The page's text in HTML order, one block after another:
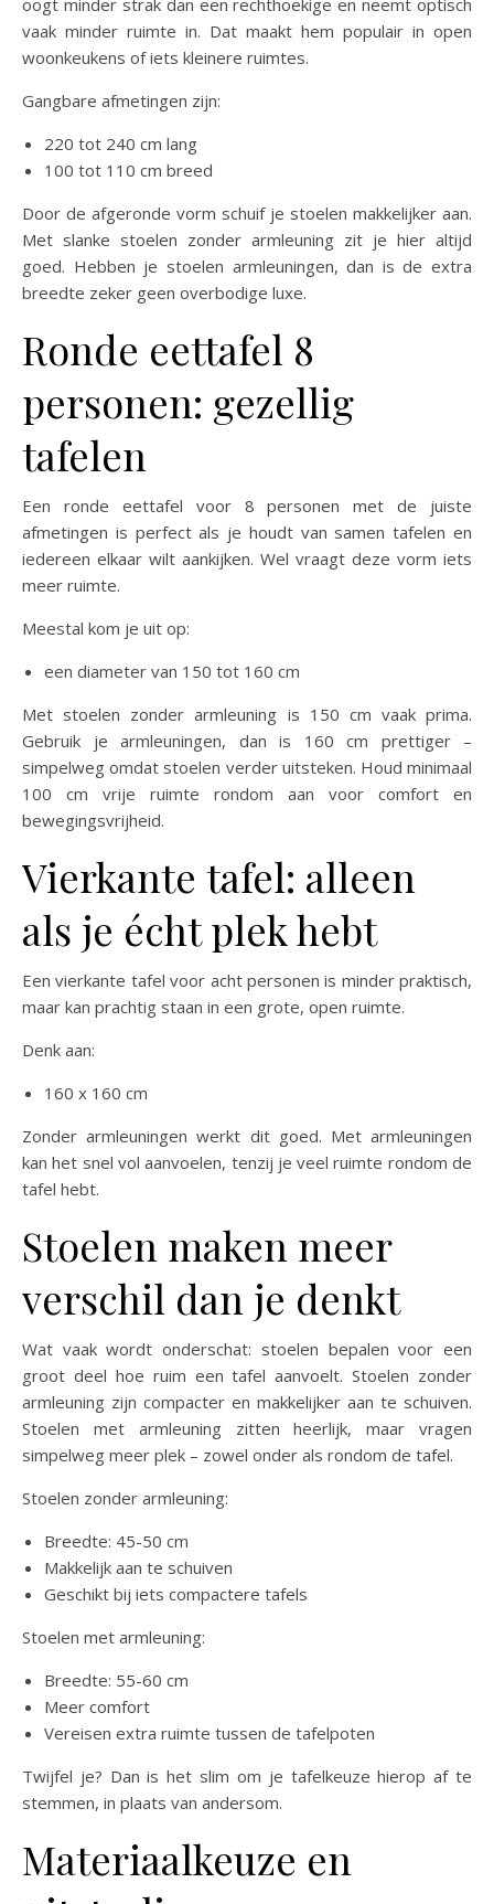
vaak minder ruimte in. Dat maakt hem populair in open
woonkeukens of iets kleinere ruimtes.
Gangbare afmetingen zijn:
220 tot 240 cm lang
100 tot 110 cm breed
Door de afgeronde vorm schuif je stoelen makkelijker aan.
Met slanke stoelen zonder armleuning zit je hier altijd
goed. Hebben je stoelen armleuningen, dan is de extra
breedte zeker geen overbodige luxe.
Ronde eettafel 8
personen: gezellig
tafelen
Een ronde eettafel voor 8 personen met de juiste
afmetingen is perfect als je houdt van samen tafelen en
iedereen elkaar wilt aankijken. Wel vraagt deze vorm iets
meer ruimte.
Meestal kom je uit op:
een diameter van 150 tot 160 cm
Met stoelen zonder armleuning is 150 cm vaak prima.
Gebruik je armleuningen, dan is 160 cm prettiger –
simpelweg omdat stoelen verder uitsteken. Houd minimaal
100 cm vrije ruimte rondom aan voor comfort en
bewegingsvrijheid.
Vierkante tafel: alleen
als je écht plek hebt
Een vierkante tafel voor acht personen is minder praktisch,
maar kan prachtig staan in een grote, open ruimte.
Denk aan:
160 x 160 cm
Zonder armleuningen werkt dit goed. Met armleuningen
kan het snel vol aanvoelen, tenzij je veel ruimte rondom de
tafel hebt.
Stoelen maken meer
verschil dan je denkt
Wat vaak wordt onderschat: stoelen bepalen voor een
groot deel hoe ruim een tafel aanvoelt. Stoelen zonder
armleuning zijn compacter en makkelijker aan te schuiven.
Stoelen met armleuning zitten heerlijk, maar vragen
simpelweg meer plek – zowel onder als rondom de tafel.
Stoelen zonder armleuning:
Breedte: 45-50 cm
Makkelijk aan te schuiven
Geschikt bij iets compactere tafels
Stoelen met armleuning:
Breedte: 55-60 cm
Meer comfort
Vereisen extra ruimte tussen de tafelpoten
Twijfel je? Dan is het slim om je tafelkeuze hierop af te
stemmen, in plaats van andersom.
Materiaalkeuze en